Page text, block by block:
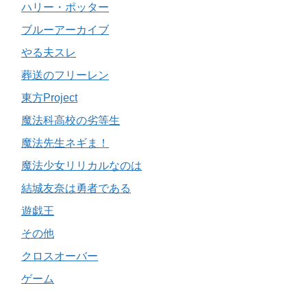
ハリー・ポッター
ブルーアーカイブ
やる夫スレ
葬送のフリーレン
東方Project
魔法科高校の劣等生
魔法先生ネギま！
魔法少女リリカルなのは
結城友奈は勇者である
遊戯王
その他
クロスオーバー
ゲーム